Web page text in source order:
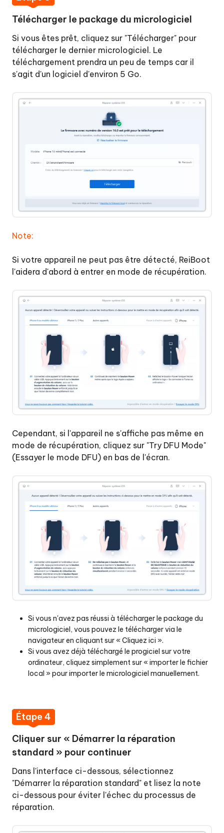
Télécharger le package du micrologiciel
Si vous êtes prêt, cliquez sur "Télécharger" pour
télécharger le dernier micrologiciel. Le
téléchargement prendra un peu de temps car il
s'agit d'un logiciel d'environ 5 Go.
Note:
Si votre appareil ne peut pas être détecté, ReiBoot
l'aidera d'abord à entrer en mode de récupération.
Cependant, si l'appareil ne s'affiche pas même en
mode de récupération, cliquez sur "Try DFU Mode"
(Essayer le mode DFU) en bas de l'écran.
Si vous n'avez pas réussi à télécharger le package du
micrologiciel, vous pouvez le télécharger via le
navigateur en cliquant sur « Cliquez ici ».
Si vous avez déjà téléchargé le progiciel sur votre
ordinateur, cliquez simplement sur « importer le fichier
local » pour importer le micrologiciel manuellement.
Étape 4
Cliquer sur « Démarrer la réparation
standard » pour continuer
Dans l'interface ci-dessous, sélectionnez
"Démarrer la réparation standard" et lisez la note
ci-dessous pour éviter l'échec du processus de
réparation.